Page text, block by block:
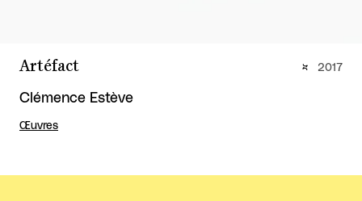
Artéfact
Clémence Estève
Œuvres
2017